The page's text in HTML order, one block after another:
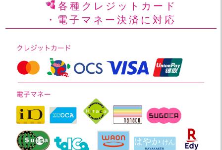
各種クレジットカード
・電子マネー決済に対応